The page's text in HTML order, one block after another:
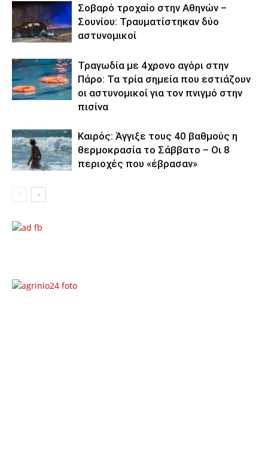
Σοβαρό τροχαίο στην Αθηνών –
Σουνίου: Τραυματίστηκαν δύο
αστυνομικοί
Τραγωδία με 4χρονο αγόρι στην
Πάρο: Τα τρία σημεία που εστιάζουν
οι αστυνομικοί για τον πνιγμό στην
πισίνα
Καιρός: Άγγιξε τους 40 βαθμούς η
θερμοκρασία το Σάββατο – Οι 8
περιοχές που «έβρασαν»